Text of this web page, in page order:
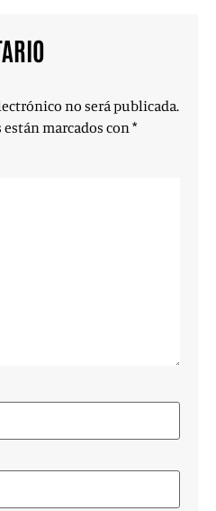
no será publicada.
marcados con*